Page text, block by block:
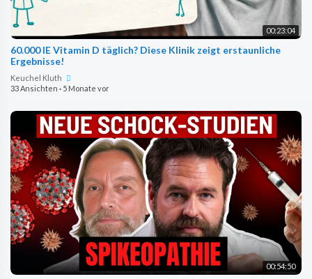
00:23:04
60.000 IE Vitamin D täglich? Diese Klinik zeigt erstaunliche
Ergebnisse!
Keuchel Kluth
33 Ansichten · 5 Monate vor
00:54:50